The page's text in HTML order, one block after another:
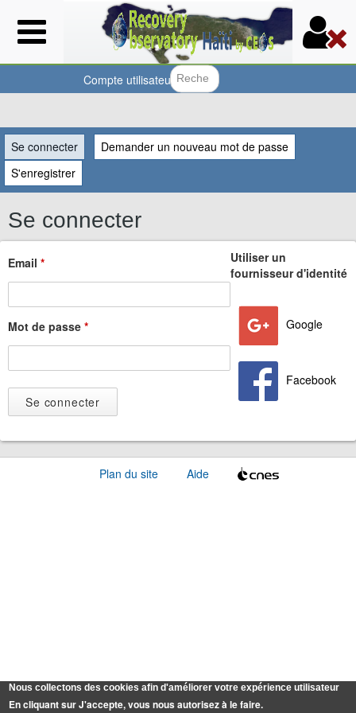
Aller
au
contenu
principal
Vous
êtes
ici
Compte utilisateur
Se connecter (onglet actif)
Demander un nouveau mot de passe
S'enregistrer
Se connecter
Email *
Mot de passe *
Utiliser un
fournisseur d'identité
Google
Facebook
Plan du site Aide
Nous collectons des cookies afin d'améliorer votre expérience utilisateur
En cliquant sur J'accepte, vous nous autorisez à le faire.